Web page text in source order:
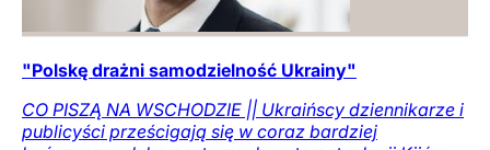
"Polskę drażni samodzielność Ukrainy"
CO PISZĄ NA WSCHODZIE || Ukraińscy dziennikarze i
publicyści prześcigają się w coraz bardziej